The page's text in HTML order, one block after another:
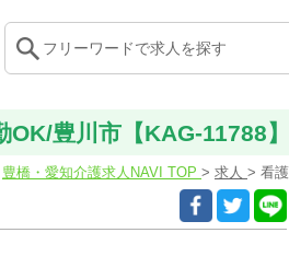
豊川市【KAG-11788】
豊橋・愛知介護求人NAVI TOP 求人 看